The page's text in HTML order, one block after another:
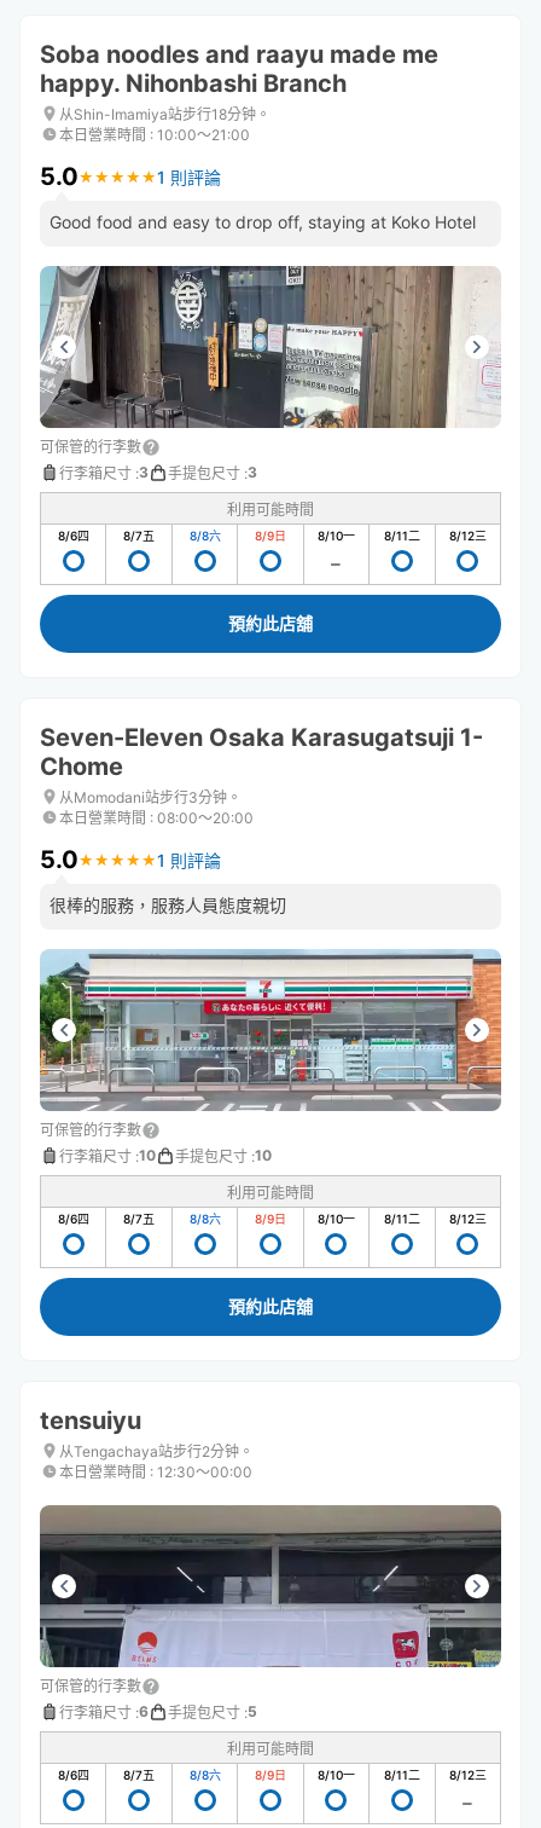
Soba noodles and raayu made me
happy. Nihonbashi Branch
从Shin-Imamiya站步行18分钟。
本日營業時間 : 10:00〜21:00
5.0★ ★ ★ ★ ★
★ ★ ★ ★ ★1 則評論
Good food and easy to drop off, staying at Koko Hotel
可保管的行李數
行李箱尺寸 :3 手提包尺寸 :3
利用可能時間
8/6四 8/7五 8/8六 8/9日 8/10一 8/11二 8/12三
預約此店舖
Seven-Eleven Osaka Karasugatsuji 1-
Chome
从Momodani站步行3分钟。
本日營業時間 : 08:00〜20:00
5.0★ ★ ★ ★ ★
★ ★ ★ ★ ★1 則評論
很棒的服務，服務人員態度親切
可保管的行李數
行李箱尺寸 :10 手提包尺寸 :10
利用可能時間
8/6四 8/7五 8/8六 8/9日 8/10一 8/11二 8/12三
預約此店舖
tensuiyu
从Tengachaya站步行2分钟。
本日營業時間 : 12:30〜00:00
可保管的行李數
行李箱尺寸 :6 手提包尺寸 :5
利用可能時間
8/6四 8/7五 8/8六 8/9日 8/10一 8/11二 8/12三